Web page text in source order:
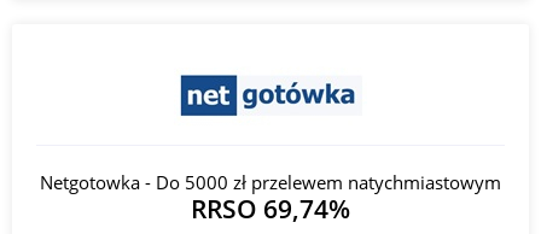
Netgotowka - Do 5000 zł przelewem natychmiastowym
RRSO 69,74%